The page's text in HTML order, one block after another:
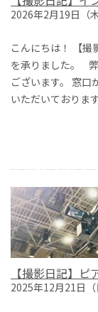
2026年2月19日（木
こんにちは！ 【
を承りました。
ございます。 窓口
いただいておりま
【撮影日記】
2025年12月21日（